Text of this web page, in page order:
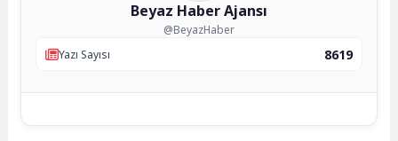
Beyaz Haber Ajansı
@BeyazHaber
Yazı Sayısı
8619